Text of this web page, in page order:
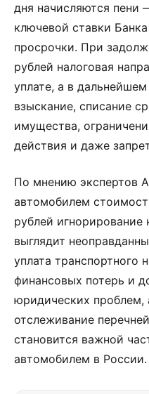
дня начисляются пени
ключевой ставки
просрочки. При
рублей налоговая
уплате, а в
взыскание, списание
имущества,
действия и даже
По мнению экспертов
автомобилем
рублей игнорирование
выглядит
уплата транспортного
финансовых потерь и
юридических проблем,
отслеживание
становится важной
автомобилем в России.